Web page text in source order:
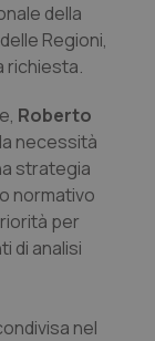
della
Regioni,
richiesta.
Roberto
necessità
strategia
normativo
per
di analisi
nel